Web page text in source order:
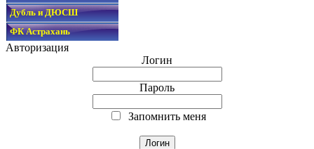
Дубль и ДЮСШ
ФК Астрахань
Авторизация
Логин
Пароль
Запомнить меня